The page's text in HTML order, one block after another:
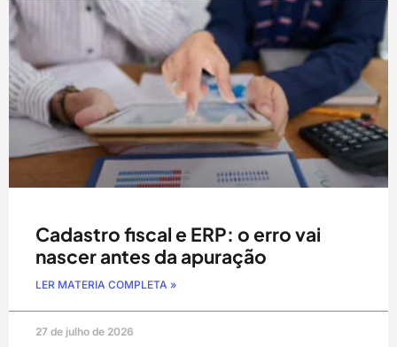
Cadastro fiscal e ERP: o erro vai
nascer antes da apuração
LER MATERIA COMPLETA »
27 de julho de 2026